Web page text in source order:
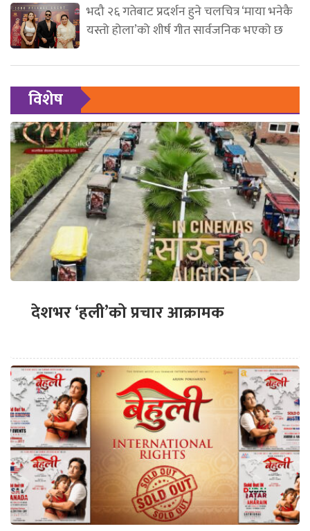
भदौ २६ गतेबाट प्रदर्शन हुने चलचित्र ‘माया भनेकै
यस्तो होला’को शीर्ष गीत सार्वजनिक भएको छ
विशेष
देशभर ‘हली’को प्रचार आक्रामक